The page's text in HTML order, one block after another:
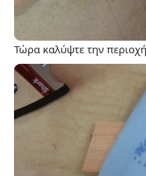
Τώρα καλύψτε την